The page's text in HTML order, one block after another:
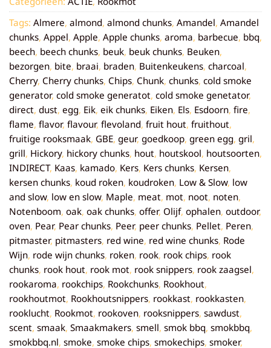
Tags: Almere, almond, almond chunks, Amandel, Amandel
chunks, Appel, Apple, Apple chunks, aroma, barbecue, bbq,
beech, beech chunks, beuk, beuk chunks, Beuken,
bezorgen, bite, braai, braden, Buitenkeukens, charcoal,
Cherry, Cherry chunks, Chips, Chunk, chunks, cold smoke
generator, cold smoke generatot, cold smoke genetator,
direct, dust, egg, Eik, eik chunks, Eiken, Els, Esdoorn, fire,
flame, flavor, flavour, flevoland, fruit hout, fruithout,
fruitige rooksmaak, GBE, geur, goedkoop, green egg, gril,
grill, Hickory, hickory chunks, hout, houtskool, houtsoorten,
INDIRECT, Kaas, kamado, Kers, Kers chunks, Kersen,
kersen chunks, koud roken, koudroken, Low & Slow, low
and slow, low en slow, Maple, meat, mot, noot, noten,
Notenboom, oak, oak chunks, offer, Olijf, ophalen, outdoor,
oven, Pear, Pear chunks, Peer, peer chunks, Pellet, Peren,
pitmaster, pitmasters, red wine, red wine chunks, Rode
Wijn, rode wijn chunks, roken, rook, rook chips, rook
chunks, rook hout, rook mot, rook snippers, rook zaagsel,
rookaroma, rookchips, Rookchunks, Rookhout,
rookhoutmot, Rookhoutsnippers, rookkast, rookkasten,
rooklucht, Rookmot, rookoven, rooksnippers, sawdust,
scent, smaak, Smaakmakers, smell, smok bbq, smokbbq,
smokbbq.nl, smoke, smoke chips, smokechips, smoker,